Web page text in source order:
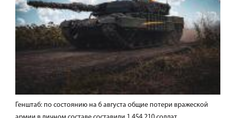
Генштаб: по состоянию на 6 августа общие потери вражеской